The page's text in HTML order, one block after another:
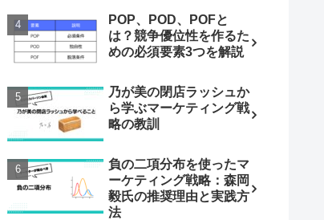
POP、POD、POFと
は？競争優位性を作るた
めの必須要素3つを解説
乃が美の閉店ラッシュか
ら学ぶマーケティング戦
略の教訓
負の二項分布を使ったマ
ーケティング戦略：森岡
毅氏の推奨理由と実践方
法